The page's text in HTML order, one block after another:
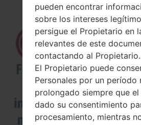
pueden encontrar
sobre los intereses
persigue el Propietario en
relevantes de este
contactando al Propietario.
El Propietario puede
Personales por un período
prolongado siempre que el
dado su consentimiento
procesamiento, mientras